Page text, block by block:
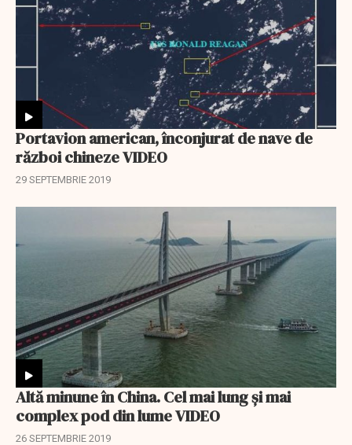
Portavion american, înconjurat de nave de
război chineze VIDEO
29 SEPTEMBRIE 2019
Altă minune în China. Cel mai lung și mai
complex pod din lume VIDEO
26 SEPTEMBRIE 2019